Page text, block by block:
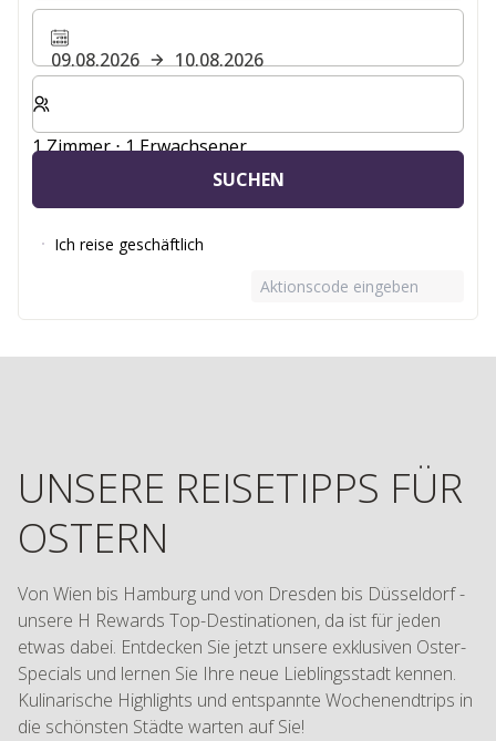
09.08.2026
10.08.2026
Wählen Sie die Anzahl der Zimmer und Gäste für Ihren
1 Zimmer ⋅ 1 Erwachsener
SUCHEN
Ich reise geschäftlich
Aktionscode eingeben
UNSERE REISETIPPS FÜR
OSTERN
Von Wien bis Hamburg und von Dresden bis Düsseldorf -
unsere H Rewards Top-Destinationen, da ist für jeden
etwas dabei. Entdecken Sie jetzt unsere exklusiven Oster-
Specials und lernen Sie Ihre neue Lieblingsstadt kennen.
Kulinarische Highlights und entspannte Wochenendtrips in
die schönsten Städte warten auf Sie!